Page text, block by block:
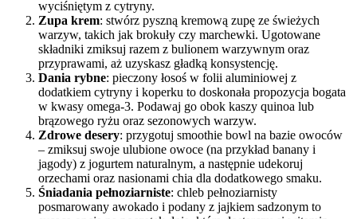
wyciśniętym z cytryny.
Zupa krem: stwórz pyszną kremową zupę ze świeżych
warzyw, takich jak brokuły czy marchewki. Ugotowane
składniki zmiksuj razem z bulionem warzywnym oraz
przyprawami, aż uzyskasz gładką konsystencję.
Dania rybne: pieczony łosoś w folii aluminiowej z
dodatkiem cytryny i koperku to doskonała propozycja bogata
w kwasy omega-3. Podawaj go obok kaszy quinoa lub
brązowego ryżu oraz sezonowych warzyw.
Zdrowe desery: przygotuj smoothie bowl na bazie owoców
– zmiksuj swoje ulubione owoce (na przykład banany i
jagody) z jogurtem naturalnym, a następnie udekoruj
orzechami oraz nasionami chia dla dodatkowego smaku.
Śniadania pełnoziarniste: chleb pełnoziarnisty
posmarowany awokado i podany z jajkiem sadzonym to